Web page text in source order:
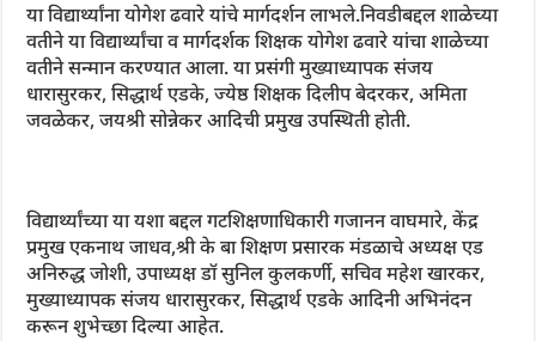
या विद्यार्थ्यांना योगेश ढवारे यांचे मार्गदर्शन लाभले.निवडीबद्दल शाळेच्या
वतीने या विद्यार्थ्यांचा व मार्गदर्शक शिक्षक योगेश ढवारे यांचा शाळेच्या
वतीने सन्मान करण्यात आला. या प्रसंगी मुख्याध्यापक संजय
धारासुरकर, सिद्धार्थ एडके, ज्येष्ठ शिक्षक दिलीप बेदरकर, अमिता
जवळेकर, जयश्री सोन्नेकर आदिची प्रमुख उपस्थिती होती.
विद्यार्थ्यांच्या या यशा बद्दल गटशिक्षणाधिकारी गजानन वाघमारे, केंद्र
प्रमुख एकनाथ जाधव,श्री के बा शिक्षण प्रसारक मंडळाचे अध्यक्ष एड
अनिरुद्ध जोशी, उपाध्यक्ष डॉ सुनिल कुलकर्णी, सचिव महेश खारकर,
मुख्याध्यापक संजय धारासुरकर, सिद्धार्थ एडके आदिनी अभिनंदन
करून शुभेच्छा दिल्या आहेत.